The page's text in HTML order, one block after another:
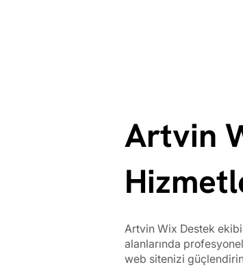
Artvin
Artvin Wix Destek
alanlarında
web sitenizi